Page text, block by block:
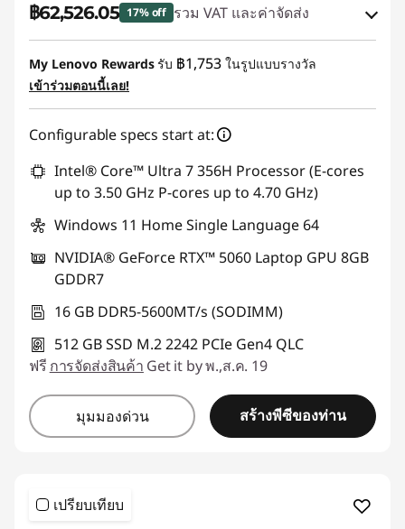
฿62,526.05 17% off รวม VAT และค่าจัดส่ง
ประหยัดทันที :-฿11,989.98
การประหยัด eCoupon :
ใช้ eCoupon :88SALETH
My Lenovo Rewardsรับ ฿1,753 ในรูปแบบรางวัล
เข้าร่วมตอนนี้เลย!
Configurable specs start at:
Intel® Core™ Ultra 7 356H Processor (E-cores
up to 3.50 GHz P-cores up to 4.70 GHz)
Windows 11 Home Single Language 64
NVIDIA® GeForce RTX™ 5060 Laptop GPU 8GB
GDDR7
16 GB DDR5-5600MT/s (SODIMM)
512 GB SSD M.2 2242 PCIe Gen4 QLC
ฟรี การจัดส่งสินค้า Get it by พ.,ส.ค. 19
มุมมองด่วน สร้างพีซีของท่าน
เปรียบเทียบ